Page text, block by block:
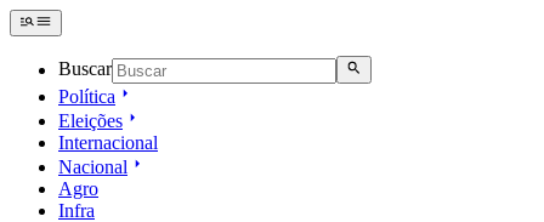
Buscar
Política
Eleições
Internacional
Nacional
Agro
Infra